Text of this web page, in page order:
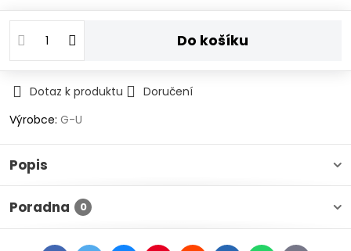
Do košíku
Dotaz k produktu
Doručení
Výrobce: G-U
Popis
Poradna 0